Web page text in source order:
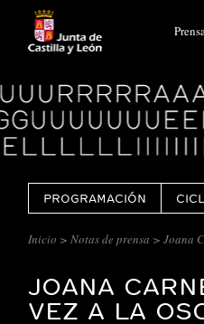
Logo
Centro
Cultural
Miguel
Delibes
PROGRAMACIÓN
Inicio > Notas de prensa > Joana
JOANA
VEZ A LA